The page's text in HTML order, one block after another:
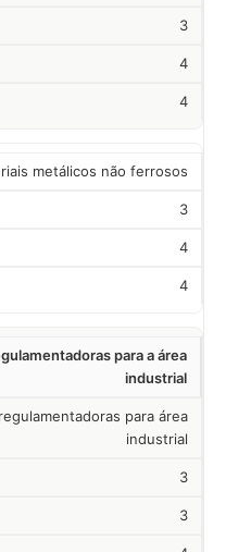
3
4
4
metálicos não ferrosos
3
4
4
para a área
industrial
para área
industrial
3
3